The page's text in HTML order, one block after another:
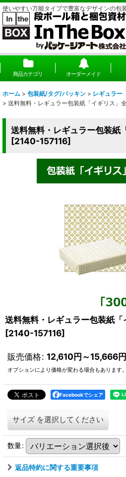
使いやすい万能タイプで豊富なデザインの包
商品カテゴリ オーダーメイド
ホーム > 包装紙/タグ/パッキン > レギュラー
> 送料無料・レギュラー包装紙「イギリス」
送料無料・レギュラー包装紙
[2140-157116]
送料無料・レギュラー包装紙
[2140-157116]
販売価格: 12,610円～15,666円
オプションにより価格が変わる場合もあります。
Facebookでシェア
サイズ を選択してください
数量:
返品特約に関する重要事項